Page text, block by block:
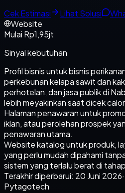
Cek Estimasi
Lihat Solusi
Website
Mulai Rp1,95jt
Sinyal kebutuhan
Profil bisnis untuk bisnis
perkebunan kelapa sawit dan
perhotelan, dan jasa publik di
lebih meyakinkan saat dicek
Halaman penawaran untuk
iklan, atau perolehan prospek
penawaran utama.
Website katalog untuk produk,
yang perlu mudah dipahami
sistem yang terlalu berat di
Terakhir diperbarui: 20 Juni 2026·
Pytagotech